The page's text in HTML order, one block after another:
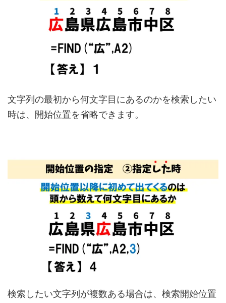
文字列の最初から何文字目にあるのかを検索したい
時は、開始位置を省略できます。
検索したい文字列が複数ある場合は、検索開始位置